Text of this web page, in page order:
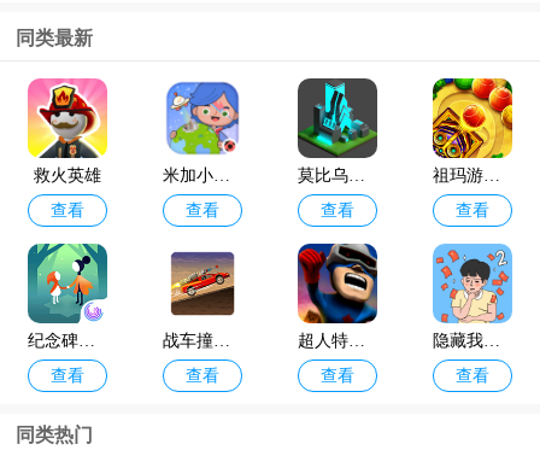
同类最新
救火英雄
查看
查看
查看
查看
查看
查看
查看
查看
同类热门